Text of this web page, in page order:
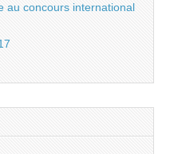
au concours international